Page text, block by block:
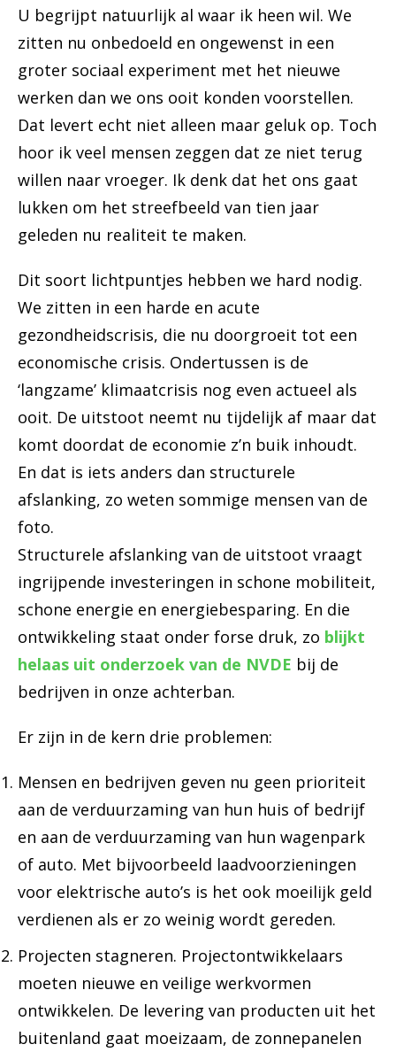
U begrijpt natuurlijk al waar ik heen wil. We
zitten nu onbedoeld en ongewenst in een
groter sociaal experiment met het nieuwe
werken dan we ons ooit konden voorstellen.
Dat levert echt niet alleen maar geluk op. Toch
hoor ik veel mensen zeggen dat ze niet terug
willen naar vroeger. Ik denk dat het ons gaat
lukken om het streefbeeld van tien jaar
geleden nu realiteit te maken.
Dit soort lichtpuntjes hebben we hard nodig.
We zitten in een harde en acute
gezondheidscrisis, die nu doorgroeit tot een
economische crisis. Ondertussen is de
‘langzame’ klimaatcrisis nog even actueel als
ooit. De uitstoot neemt nu tijdelijk af maar dat
komt doordat de economie z’n buik inhoudt.
En dat is iets anders dan structurele
afslanking, zo weten sommige mensen van de
foto.
Structurele afslanking van de uitstoot vraagt
ingrijpende investeringen in schone mobiliteit,
schone energie en energiebesparing. En die
ontwikkeling staat onder forse druk, zo blijkt
helaas uit onderzoek van de NVDE bij de
bedrijven in onze achterban.
Er zijn in de kern drie problemen:
Mensen en bedrijven geven nu geen prioriteit
aan de verduurzaming van hun huis of bedrijf
en aan de verduurzaming van hun wagenpark
of auto. Met bijvoorbeeld laadvoorzieningen
voor elektrische auto’s is het ook moeilijk geld
verdienen als er zo weinig wordt gereden.
Projecten stagneren. Projectontwikkelaars
moeten nieuwe en veilige werkvormen
ontwikkelen. De levering van producten uit het
buitenland gaat moeizaam, de zonnepanelen